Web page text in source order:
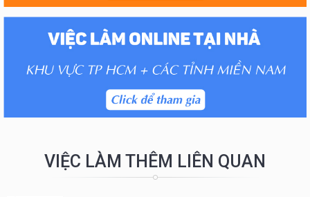
VIỆC LÀM THÊM LIÊN QUAN